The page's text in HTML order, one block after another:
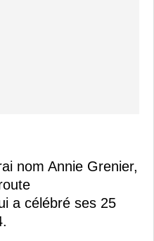
nom Annie Grenier,
a célébré ses 25